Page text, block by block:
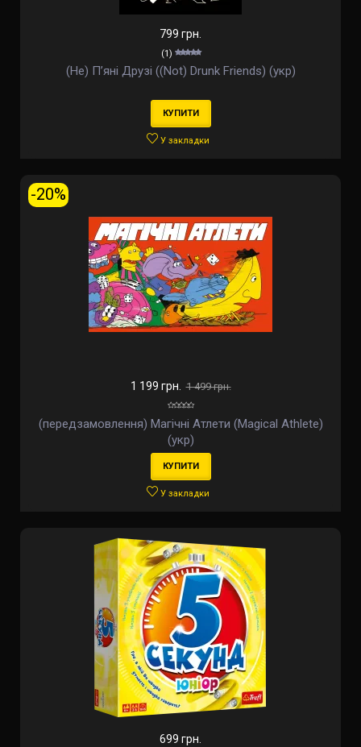
799 грн.
(1)
(Не) Пʼяні Друзі ((Not) Drunk Friends) (укр)
КУПИТИ
У закладки
-20%
1 199 грн. 1 499 грн.
(передзамовлення) Магічні Атлети (Magical Athlete)
(укр)
КУПИТИ
У закладки
699 грн.